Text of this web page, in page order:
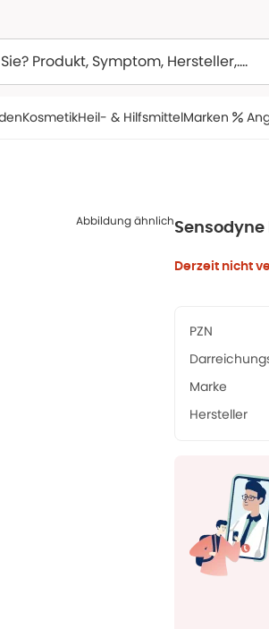
KosmetikHeil- & HilfsmittelMarken
Abbildung ähnlichSensodyne
Derzeit nicht
PZN
Marke
Hersteller